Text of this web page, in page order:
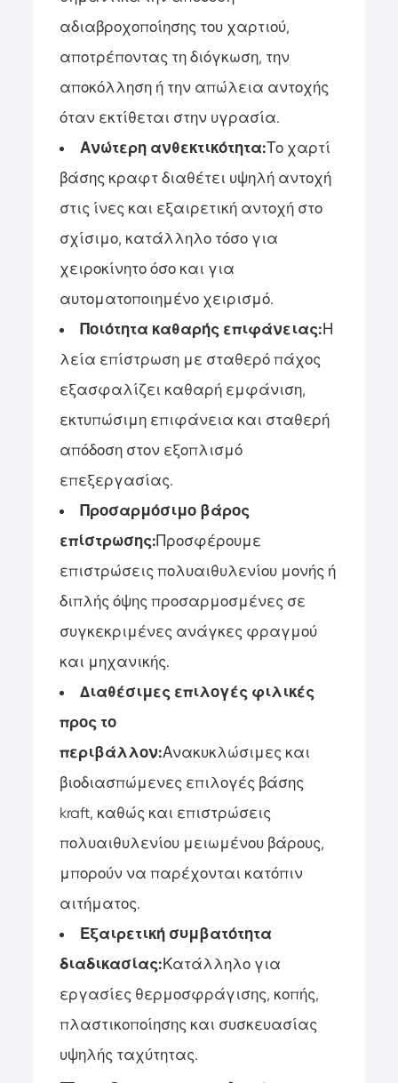
αδιαβροχοποίησης του χαρτιού,
αποτρέποντας τη διόγκωση, την
αποκόλληση ή την απώλεια αντοχής
όταν εκτίθεται στην υγρασία.
Ανώτερη ανθεκτικότητα:Το χαρτί
βάσης κραφτ διαθέτει υψηλή αντοχή
στις ίνες και εξαιρετική αντοχή στο
σχίσιμο, κατάλληλο τόσο για
χειροκίνητο όσο και για
αυτοματοποιημένο χειρισμό.
Ποιότητα καθαρής επιφάνειας:Η
λεία επίστρωση με σταθερό πάχος
εξασφαλίζει καθαρή εμφάνιση,
εκτυπώσιμη επιφάνεια και σταθερή
απόδοση στον εξοπλισμό
επεξεργασίας.
Προσαρμόσιμο βάρος
επίστρωσης:Προσφέρουμε
επιστρώσεις πολυαιθυλενίου μονής ή
διπλής όψης προσαρμοσμένες σε
συγκεκριμένες ανάγκες φραγμού
και μηχανικής.
Διαθέσιμες επιλογές φιλικές
προς το
περιβάλλον:Ανακυκλώσιμες και
βιοδιασπώμενες επιλογές βάσης
kraft, καθώς και επιστρώσεις
πολυαιθυλενίου μειωμένου βάρους,
μπορούν να παρέχονται κατόπιν
αιτήματος.
Εξαιρετική συμβατότητα
διαδικασίας:Κατάλληλο για
εργασίες θερμοσφράγισης, κοπής,
πλαστικοποίησης και συσκευασίας
υψηλής ταχύτητας.